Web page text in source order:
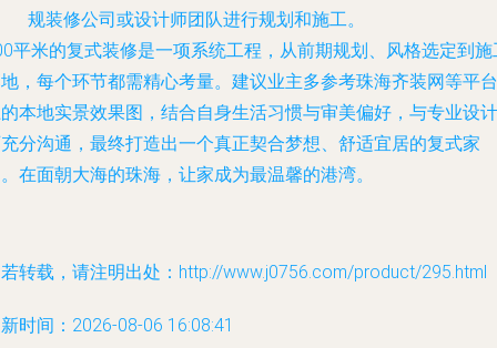
规装修公司或设计师团队进行规划和施工。
平米的复式装修是一项系统工程，从前期规划、风格选定到施
，每个环节都需精心考量。建议业主多参考珠海齐装网等平台
本地实景效果图，结合自身生活习惯与审美偏好，与专业设计
分沟通，最终打造出一个真正契合梦想、舒适宜居的复式家
在面朝大海的珠海，让家成为最温馨的港湾。
转载，请注明出处：http://www.j0756.com/product/295.html
时间：2026-08-06 16:08:41